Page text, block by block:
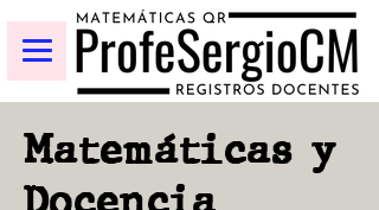
Matemáticas y